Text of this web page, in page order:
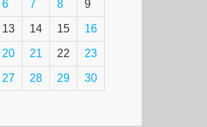
6 7 8 9
13 14 15 16
20 21 22 23
27 28 29 30